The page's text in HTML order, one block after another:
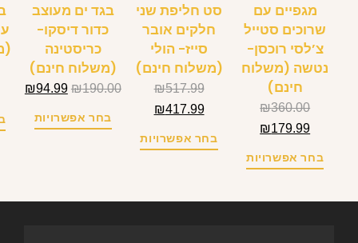
מגפיים עם
שרוכים סטייל
צ’לסי רוכסן-
נטשה (משלוח
חינם)
₪360.00
₪179.99
בחר אפשרויות
סט חליפת שני
חלקים אובר
סייז- הולי
(משלוח חינם)
₪517.99
₪417.99
בחר אפשרויות
בגד ים מעוצב
כדור דיסקו-
כריסטינה
(משלוח חינם)
₪190.00
₪94.99
בחר אפשרויות